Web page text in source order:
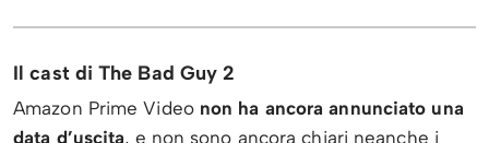
Il cast di The Bad Guy 2
Amazon Prime Videonon ha ancora annunciato una
data d’uscita, e non sono ancora chiari neanche i